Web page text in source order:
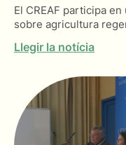
El CREAF participa
sobre agricultura
Llegir la notícia